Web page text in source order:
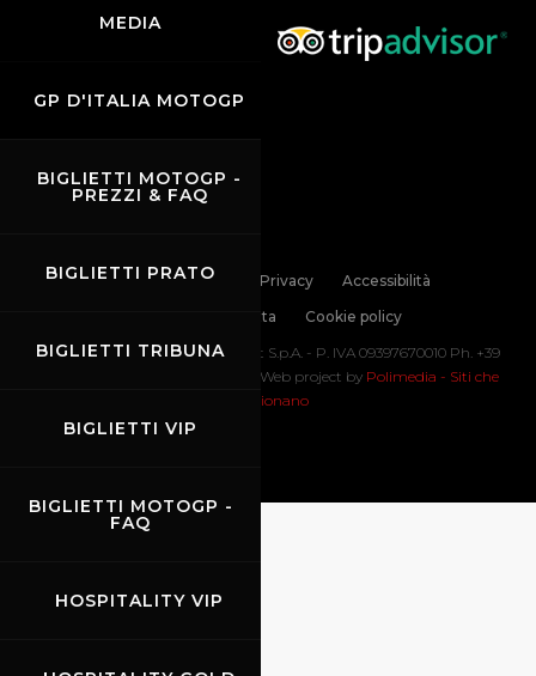
MEDIA
GP D'ITALIA MOTOGP
BIGLIETTI MOTOGP -
PREZZI & FAQ
BIGLIETTI PRATO
BIGLIETTI TRIBUNA
BIGLIETTI VIP
BIGLIETTI MOTOGP -
FAQ
HOSPITALITY VIP
Links Contatti Privacy
Accessibilità
Codice di Condotta
Cookie policy
Copyright © 2026 Mugello Circuit S.p.A. - P. IVA 09397670010 Ph. +39
0558499111- All Rights Reserved | Web project by Polimedia - Siti che
funzionano